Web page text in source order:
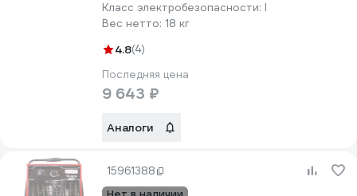
Класс электробезопасности: I
Вес нетто: 18 кг
4.8(4)
Последняя цена
9 643 ₽
Аналоги
15961388